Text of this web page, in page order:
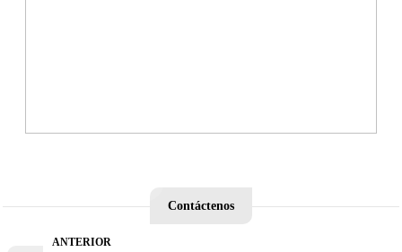
Contáctenos
ANTERIOR